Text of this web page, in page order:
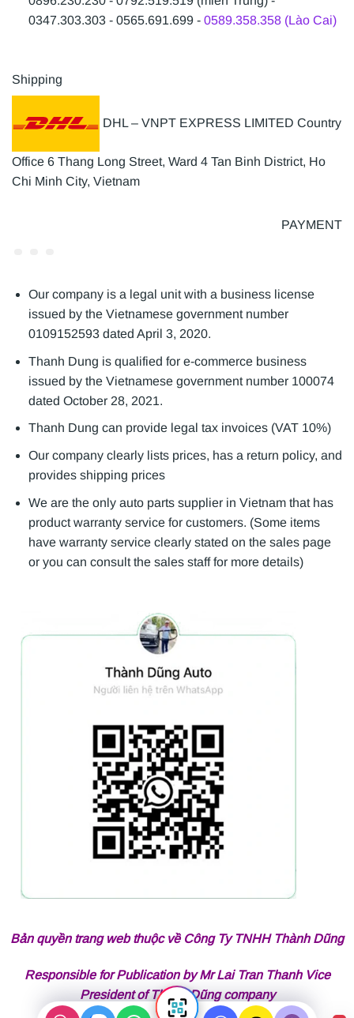
0347.303.303 - 0565.691.699 - 0589.358.358 (Lào Cai)
Shipping
DHL – VNPT EXPRESS LIMITED Country
Office 6 Thang Long Street, Ward 4 Tan Binh District, Ho
Chi Minh City, Vietnam
PAYMENT
Our company is a legal unit with a business license
issued by the Vietnamese government number
0109152593 dated April 3, 2020.
Thanh Dung is qualified for e-commerce business
issued by the Vietnamese government number 100074
dated October 28, 2021.
Thanh Dung can provide legal tax invoices (VAT 10%)
Our company clearly lists prices, has a return policy, and
provides shipping prices
We are the only auto parts supplier in Vietnam that has
product warranty service for customers. (Some items
have warranty service clearly stated on the sales page
or you can consult the sales staff for more details)
Bản quyền trang web thuộc về Công Ty TNHH Thành Dũng
Responsible for Publication by Mr Lai Tran Thanh Vice
President of Thành Dũng company